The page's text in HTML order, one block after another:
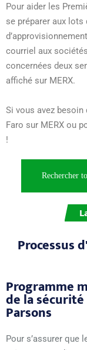
Pour aider les
se préparer aux lots
courriel aux
concernées deux
affiché sur MERX.
Si vous avez besoin
Faro sur MERX ou
!
Rechercher
Processus
Programme
de la
Parsons
Pour s’assurer que